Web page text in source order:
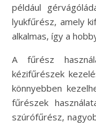
például
lyukfűrész, amely
alkalmas, így a
A fűrész
kézifűrészek
könnyebben
fűrészek
szúrófűrész,